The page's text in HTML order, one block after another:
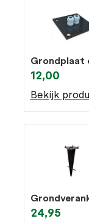
Grondplaat
12,00
Bekijk
24,95